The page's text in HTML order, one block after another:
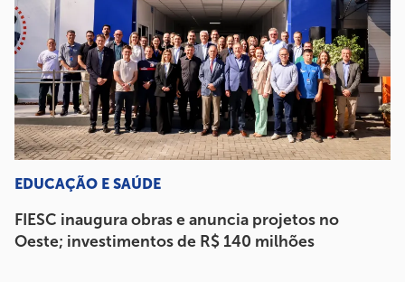
EDUCAÇÃO E SAÚDE
FIESC inaugura obras e anuncia projetos no
Oeste; investimentos de R$ 140 milhões